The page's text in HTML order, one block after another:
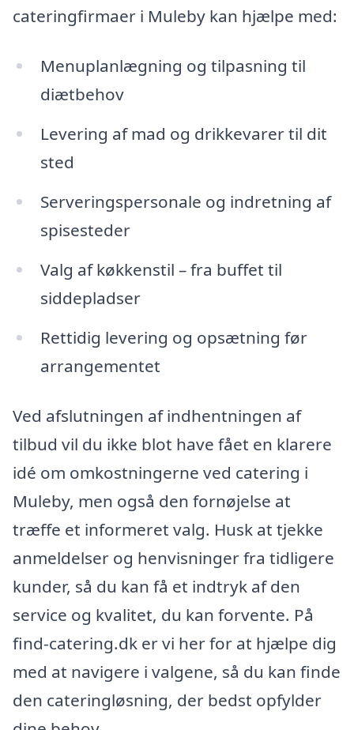
cateringfirmaer i Muleby kan hjælpe med:
Menuplanlægning og tilpasning til
diætbehov
Levering af mad og drikkevarer til dit
sted
Serveringspersonale og indretning af
spisesteder
Valg af køkkenstil – fra buffet til
siddepladser
Rettidig levering og opsætning før
arrangementet
Ved afslutningen af indhentningen af
tilbud vil du ikke blot have fået en klarere
idé om omkostningerne ved catering i
Muleby, men også den fornøjelse at
træffe et informeret valg. Husk at tjekke
anmeldelser og henvisninger fra tidligere
kunder, så du kan få et indtryk af den
service og kvalitet, du kan forvente. På
find-catering.dk er vi her for at hjælpe dig
med at navigere i valgene, så du kan finde
den cateringløsning, der bedst opfylder